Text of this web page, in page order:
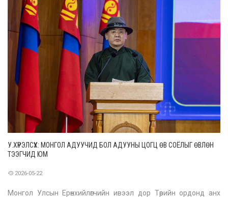
У.ХҮРЭЛСҮХ: МОНГОЛ АДУУЧИД БОЛ АДУУНЫ ЦОГЦ ӨВ СОЁЛЫГ ӨВЛӨН
ТЭЭГЧИД ЮМ
2026-05-22
Монгол Улсын Ерөнхийлөгчийн ивээл дор Төрийн ордонд анх